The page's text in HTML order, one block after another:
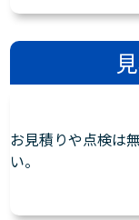
お見積りや点検は
い。